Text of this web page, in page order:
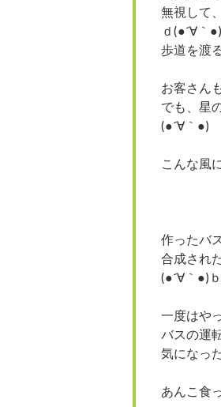
無視して
ｄ(●´∀｀
歩道を渡
お客さん
でも、星
(●´∀｀●)
こんな風
作ったバ
合成され
(●´∀｀●)ｂ
一度はや
バスの運
気になっ
あんこ食